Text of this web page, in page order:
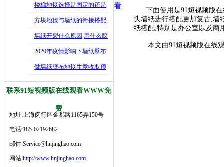
史,202
楼梯地毯选择是固定的还是
可移动好
方块地毯与墙纸的衔接搭配,
如何让
墙纸开裂什么原因,用什么胶
水修补
2020年疫情影响下墙纸壁布
生意
做墙纸壁布地毯生意收取预
付款是行
联系91短视频版在线观看WWW免
费
地址:上海闵行区金都路1165弄150号
电话:185-02192682
邮件:Service@hnjinghao.com
网站:http://www.hnjinghao.com
下面使用是91短视频版在
头墙纸进行搭配更加复古,墙
纸搭配,特别是办公室以及商
本文由91短视频版在线观
看